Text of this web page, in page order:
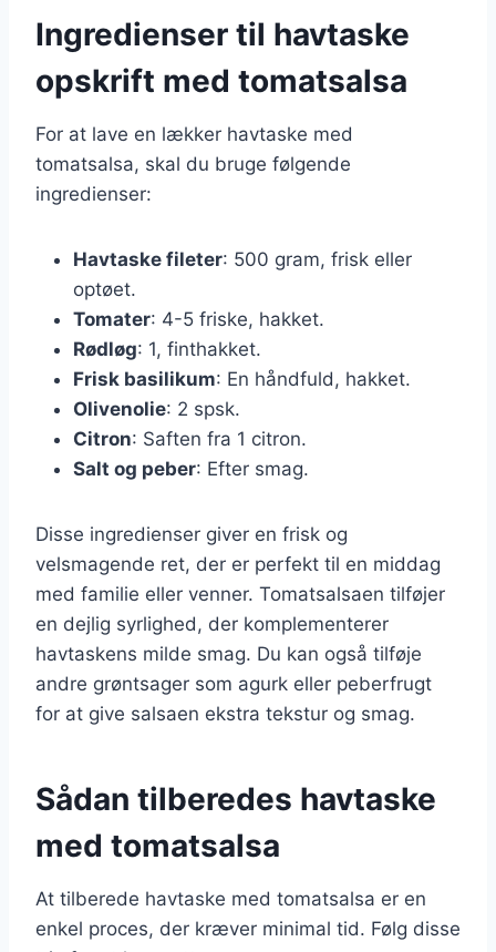
Ingredienser til havtaske
opskrift med tomatsalsa
For at lave en lækker havtaske med
tomatsalsa, skal du bruge følgende
ingredienser:
Havtaske fileter: 500 gram, frisk eller
optøet.
Tomater: 4-5 friske, hakket.
Rødløg: 1, finthakket.
Frisk basilikum: En håndfuld, hakket.
Olivenolie: 2 spsk.
Citron: Saften fra 1 citron.
Salt og peber: Efter smag.
Disse ingredienser giver en frisk og
velsmagende ret, der er perfekt til en middag
med familie eller venner. Tomatsalsaen tilføjer
en dejlig syrlighed, der komplementerer
havtaskens milde smag. Du kan også tilføje
andre grøntsager som agurk eller peberfrugt
for at give salsaen ekstra tekstur og smag.
Sådan tilberedes havtaske
med tomatsalsa
At tilberede havtaske med tomatsalsa er en
enkel proces, der kræver minimal tid. Følg disse